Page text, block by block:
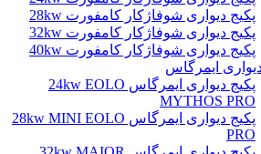
پکیج دیواری شوفاژکار کامفورت 28kw
پکیج دیواری شوفاژکار کامفورت 32kw
پکیج دیواری شوفاژکار کامفورت 40kw
ایمرگاس
پکیج دیواری ایمرگاس 24kw EOLO
MYTHOS PRO
پکیج دیواری ایمرگاس 28kw MINI EOLO
PRO